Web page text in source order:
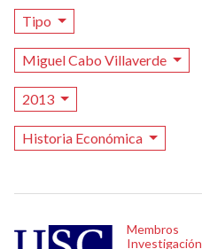
Tipo
Miguel Cabo Villaverde
2013
Historia Económica
Membros
Investigación